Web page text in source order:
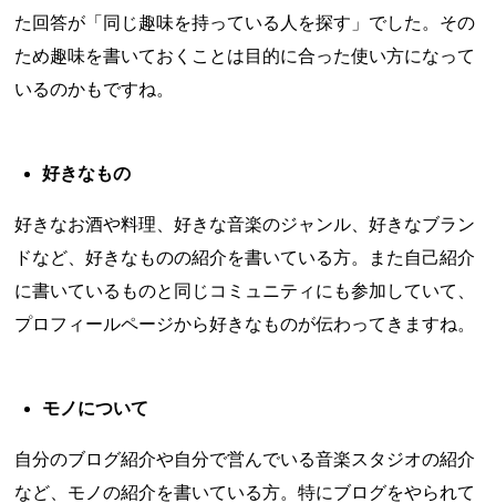
た回答が「同じ趣味を持っている人を探す」でした。その
ため趣味を書いておくことは目的に合った使い方になって
いるのかもですね。
好きなもの
好きなお酒や料理、好きな音楽のジャンル、好きなブラン
ドなど、好きなものの紹介を書いている方。また自己紹介
に書いているものと同じコミュニティにも参加していて、
プロフィールページから好きなものが伝わってきますね。
モノについて
自分のブログ紹介や自分で営んでいる音楽スタジオの紹介
など、モノの紹介を書いている方。特にブログをやられて